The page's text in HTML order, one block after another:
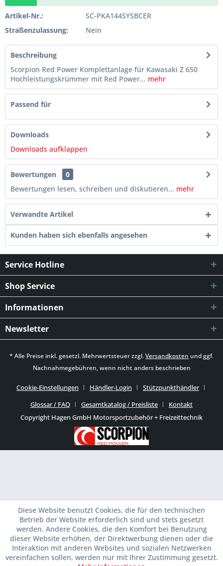
Artikel-Nr.:
SC-PKA144SYSBCER
Straßenzulassung:
Nein
Beschreibung
Scorpion Red Power Komplettanlage für Kawasaki Z 650
Hochleistungskrümmer mit Red Power... mehr
Passend für
Downloads
Downloads aufklappen
Bewertungen
0
Bewertungen lesen, schreiben und diskutieren... mehr
Verwandte Artikel
Kunden haben sich ebenfalls angesehen
Service Hotline
Shop Service
Informationen
Newsletter
* Alle Preise inkl. gesetzl. Mehrwertsteuer zzgl.Versandkosten und ggf.
Nachnahmegebühren, wenn nicht anders beschrieben
Cookie-Einstellungen Händler-Login
Stützpunkthändler
Glossar / FAQ
Gesamtkatalog / Preisliste
Kontakt
Copyright Hagen GmbH Motorsportzubehör + Freizeittechnik
Diese Website benutzt Cookies, die für den technischen
Betrieb der Website erforderlich sind und stets gesetzt
werden. Andere Cookies, die den Komfort bei Benutzung
dieser Website erhöhen, der Direktwerbung dienen oder die
Interaktion mit anderen Websites und sozialen Netzwerken
vereinfachen sollen, werden nur mit Ihrer Zustimmung gesetzt.